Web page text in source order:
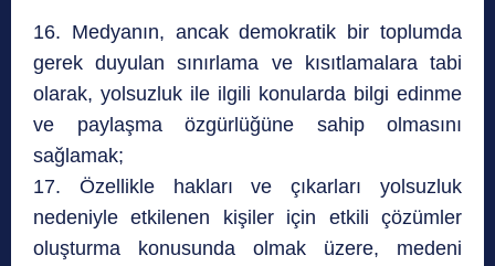
16. Medyanın, ancak demokratik bir toplumda
gerek duyulan sınırlama ve kısıtlamalara tabi
olarak, yolsuzluk ile ilgili konularda bilgi edinme
ve paylaşma özgürlüğüne sahip olmasını
sağlamak;
17. Özellikle hakları ve çıkarları yolsuzluk
nedeniyle etkilenen kişiler için etkili çözümler
oluşturma konusunda olmak üzere, medeni